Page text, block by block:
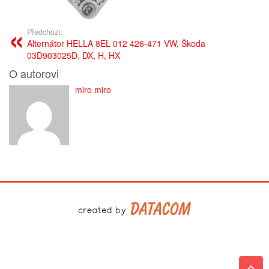
Předchozí:
Alternátor HELLA 8EL 012 426-471 VW, Škoda
03D903025D, DX, H, HX
O autorovi
miro miro